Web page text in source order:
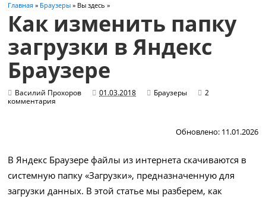
Главная » Браузеры » Вы здесь »
Как изменить папку
загрузки в Яндекс
Браузере
Василий Прохоров 01.03.2018 Браузеры
2
комментария
Обновлено: 11.01.2026
В Яндекс Браузере файлы из интернета скачиваются в
системную папку «Загрузки», предназначенную для
загрузки данных. В этой статье мы разберем, как